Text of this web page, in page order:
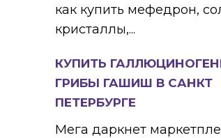
как купить мефедрон,
кристаллы,...
КУПИТЬ
ГРИБЫ ГАШИШ В САНКТ
ПЕТЕРБУРГЕ
Мега даркнет